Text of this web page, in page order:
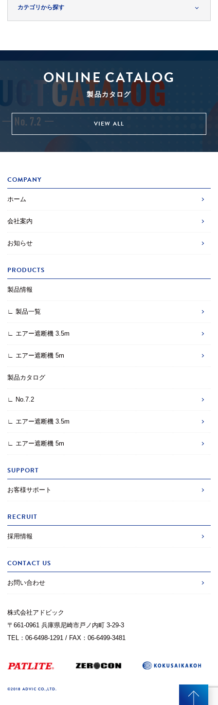
カテゴリから探す
ONLINE CATALOG
製品カタログ
VIEW ALL
COMPANY
ホーム
会社案内
お知らせ
PRODUCTS
製品情報
∟ 製品一覧
∟ エアー遮断機 3.5m
∟ エアー遮断機 5m
製品カタログ
∟ No.7.2
∟ エアー遮断機 3.5m
∟ エアー遮断機 5m
SUPPORT
お客様サポート
RECRUIT
採用情報
CONTACT US
お問い合わせ
株式会社アドビック
〒661-0961 兵庫県尼崎市戸ノ内町 3-29-3
TEL：06-6498-1291 / FAX：06-6499-3481
©2018 ADVIC CO.,LTD.